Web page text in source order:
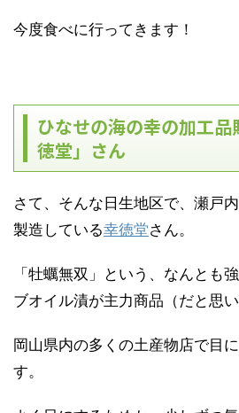
今度食べに行ってきます！
ひなせの海の幸の加工
徳堂」さん
さて、そんな日生地区で、瀬戸
製造している幸徳堂さん。
「牡蠣無双」という、なんとも
ブオイル漬が主力商品（だと思い
岡山県内の多くの土産物店で目
す。